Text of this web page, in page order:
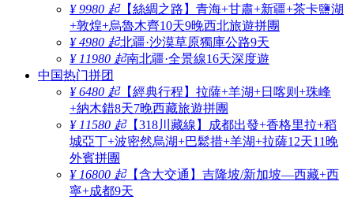
¥ 9980 起【絲綢之路】青海+甘肅+新疆+茶卡鹽湖
+敦煌+烏魯木齊10天9晚西北旅遊拼團
¥ 4980 起北疆·沙漠草原獨庫公路9天
¥ 11980 起南北疆·全景線16天深度遊
中国热门拼团
¥ 6480 起【經典行程】拉薩+羊湖+日喀则+珠峰
+納木錯8天7晚西藏旅遊拼團
¥ 11580 起【318川藏線】成都出發+香格里拉+稻
城亞丁+波密然烏湖+巴鬆措+羊湖+拉薩12天11晚
外賓拼團
¥ 16800 起【含大交通】吉隆坡/新加坡—西藏+西
寧+成都9天